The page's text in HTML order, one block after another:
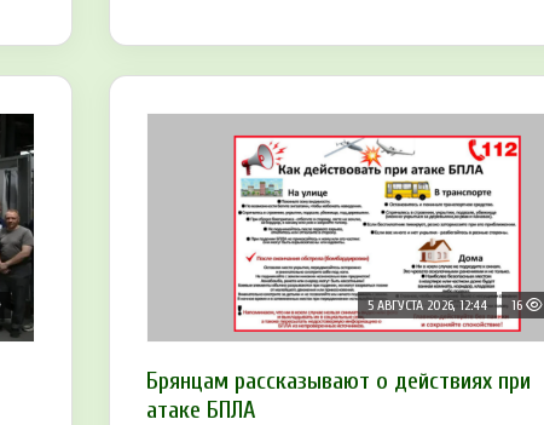
5 АВГУСТА 2026, 12:44 16
Брянцам рaссказывают о действиях при
атаке БПЛA